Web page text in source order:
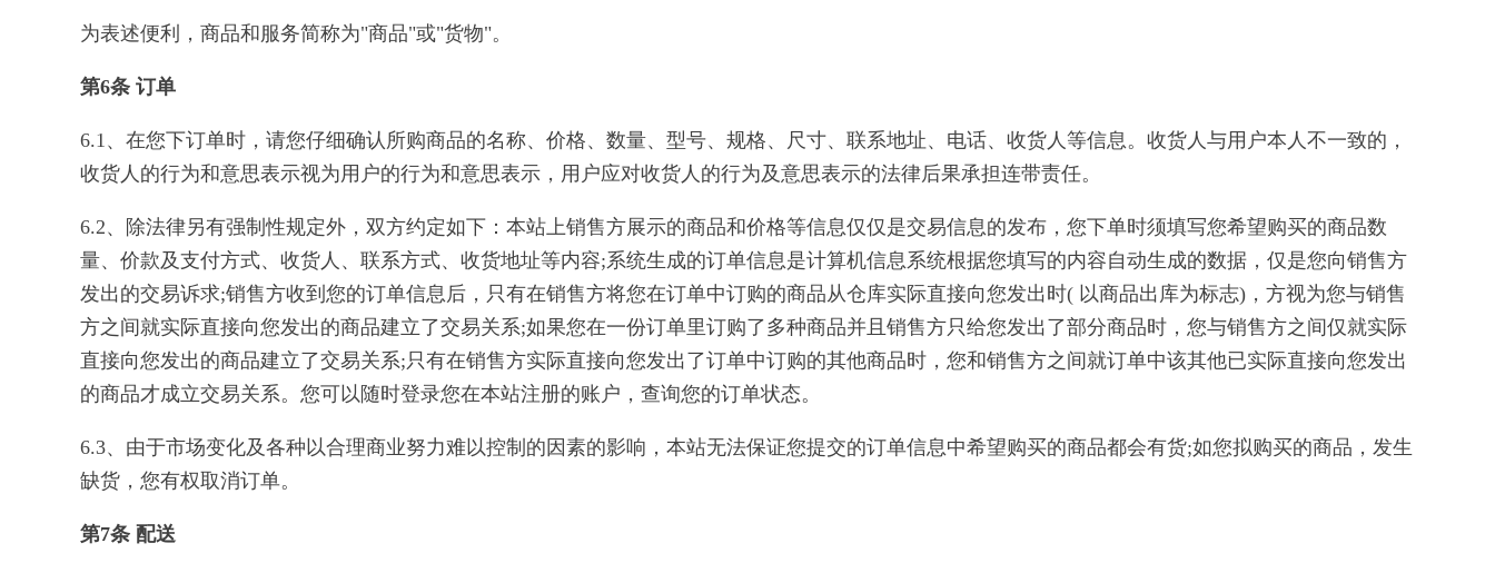
为表述便利，商品和服务简称为"商品"或"货物"。
第6条 订单
6.1、在您下订单时，请您仔细确认所购商品的名称、价格、数量、型号、规格、尺寸、联系地址、电话、收货人等信息。收货人与用户本人不一致的，
收货人的行为和意思表示视为用户的行为和意思表示，用户应对收货人的行为及意思表示的法律后果承担连带责任。
6.2、除法律另有强制性规定外，双方约定如下：本站上销售方展示的商品和价格等信息仅仅是交易信息的发布，您下单时须填写您希望购买的商品数
量、价款及支付方式、收货人、联系方式、收货地址等内容;系统生成的订单信息是计算机信息系统根据您填写的内容自动生成的数据，仅是您向销售方
发出的交易诉求;销售方收到您的订单信息后，只有在销售方将您在订单中订购的商品从仓库实际直接向您发出时( 以商品出库为标志)，方视为您与销售
方之间就实际直接向您发出的商品建立了交易关系;如果您在一份订单里订购了多种商品并且销售方只给您发出了部分商品时，您与销售方之间仅就实际
直接向您发出的商品建立了交易关系;只有在销售方实际直接向您发出了订单中订购的其他商品时，您和销售方之间就订单中该其他已实际直接向您发出
的商品才成立交易关系。您可以随时登录您在本站注册的账户，查询您的订单状态。
6.3、由于市场变化及各种以合理商业努力难以控制的因素的影响，本站无法保证您提交的订单信息中希望购买的商品都会有货;如您拟购买的商品，发生
缺货，您有权取消订单。
第7条 配送